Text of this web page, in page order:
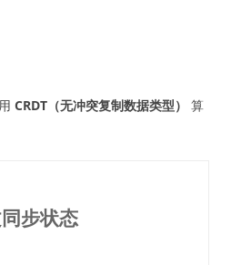
CRDT（无冲突复制数据类型）
算
步状态